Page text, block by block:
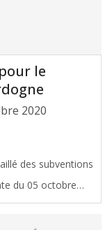
le
2020
du 05 octobre
Jacques Breillat,